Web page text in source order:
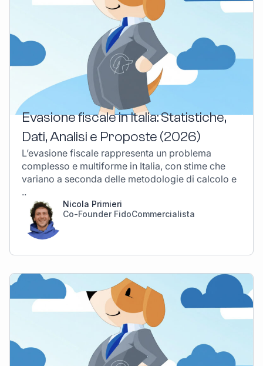
Evasione fiscale in Italia: Statistiche,
Dati, Analisi e Proposte (2026)
L’evasione fiscale rappresenta un problema
complesso e multiforme in Italia, con stime che
variano a seconda delle metodologie di calcolo e
..
Nicola Primieri
Co-Founder FidoCommercialista